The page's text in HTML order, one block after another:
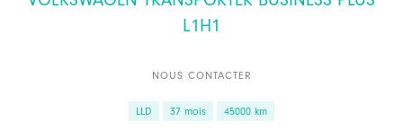
L1H1
NOUS CONTACTER
LLD 37 mois 45000 km